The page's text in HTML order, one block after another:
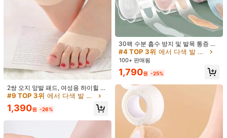
2쌍 오지 앞발 패드, 여성용 하이힐 반
깔창, 충격 흡수, 양말 발가락 패드 마
서리
#9 TOP 3위 에서 다색 발 보호
1,390원 -26%
30팩 수분 흡수 방지 및 발목 통증 완
화를 위한 하이드로겔 젤 패드 | 통기
성 쿠션 인서트, 스포츠, 하이킹, 러닝
에 적합 | 오래 지속되는 접착력, 하루
종일 편안함
#4 TOP 3위 에서 다색 발 보호
100+ 판매됨
1,790원 -25%